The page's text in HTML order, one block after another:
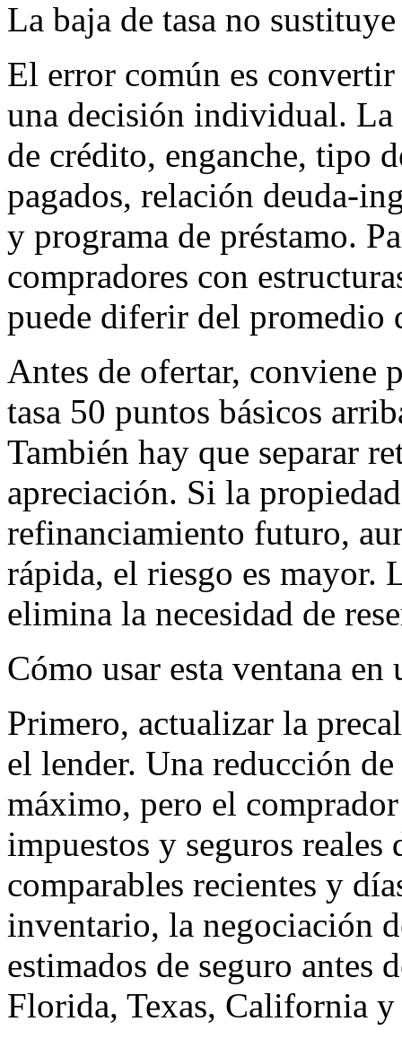
La baja de tasa no
El error común es
una decisión individual. La
de crédito, enganche, tipo
pagados, relación deuda-
y programa de préstamo.
compradores con
puede diferir del promedio
Antes de ofertar, conviene
tasa 50 puntos básicos
También hay que separar
apreciación. Si la
refinanciamiento futuro,
rápida, el riesgo es mayor.
elimina la necesidad de
Cómo usar esta ventana en
Primero, actualizar la
el lender. Una reducción
máximo, pero el
impuestos y seguros
comparables recientes y
inventario, la negociación
estimados de seguro antes
Florida, Texas, California